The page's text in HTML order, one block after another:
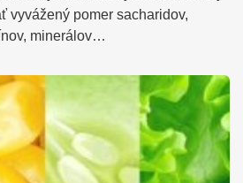
vyvážený pomer sacharidov,
minerálov…